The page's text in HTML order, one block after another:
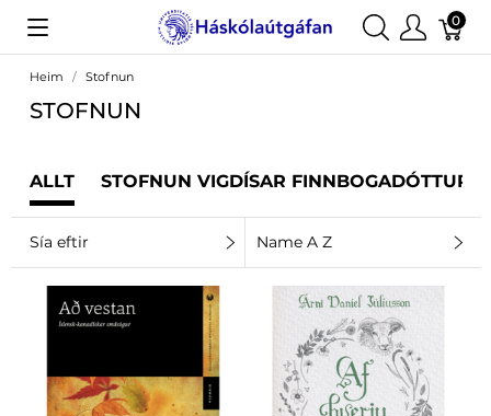
0
Heim Stofnun
STOFNUN
ALLT STOFNUN VIGDÍSAR FINNBOGADÓTTUR
Sía eftir Name A Z